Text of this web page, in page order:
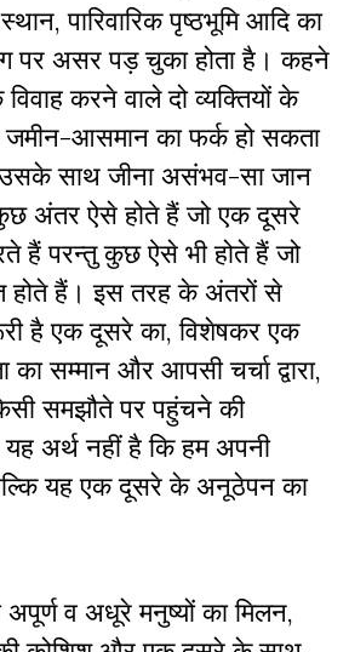
पारिवारिक पृष्ठभूमि आदि का
पर असर पड़ चुका होता है। कहने
करने वाले दो व्यक्तियों के
आसमान का फर्क हो सकता
उसके साथ जीना असंभव-सा जान
अंतर ऐसे होते हैं जो एक दूसरे
हैं परन्तु कुछ ऐसे भी होते हैं जो
होते हैं। इस तरह के अंतरों से
है एक दूसरे का, विशेषकर एक
सम्मान और आपसी चर्चा द्वारा,
समझौते पर पहुंचने की
अर्थ नहीं है कि हम अपनी
यह एक दूसरे के अनूठेपन का
अपूर्ण व अधूरे मनुष्यों का मिलन,